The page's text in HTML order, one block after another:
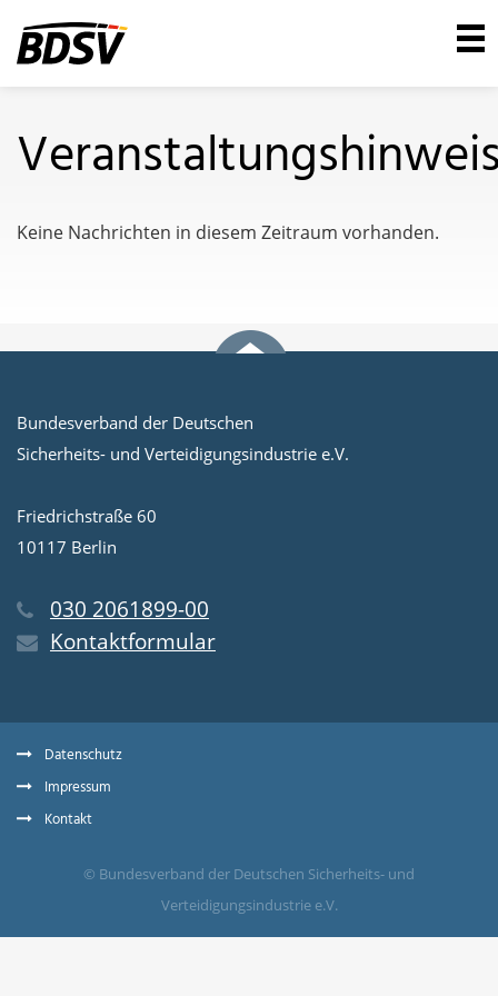
Keine Nachrichten in diesem Zeitraum vorhanden.
Bundesverband der Deutschen
Sicherheits- und Verteidigungsindustrie e.V.
Friedrichstraße 60
10117 Berlin
030 2061899-00
Kontaktformular
Datenschutz
Impressum
Kontakt
© Bundesverband der Deutschen Sicherheits- und
Verteidigungsindustrie e.V.